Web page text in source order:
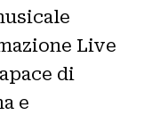
Live
di
e